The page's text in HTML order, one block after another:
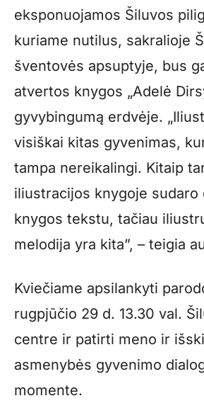
eksponuojamos Šiluvos
kuriame nutilus, sakralioje
šventovės apsuptyje, bus
atvertos knygos „Adelė
gyvybingumą erdvėje.
visiškai kitas gyvenimas,
tampa nereikalingi. Kitaip
iliustracijos knygoje sudaro
knygos tekstu, tačiau
melodija yra kita”, – teigia
Kviečiame apsilankyti
rugpjūčio 29 d. 13.30 val.
centre ir patirti meno ir
asmenybės gyvenimo
momente.